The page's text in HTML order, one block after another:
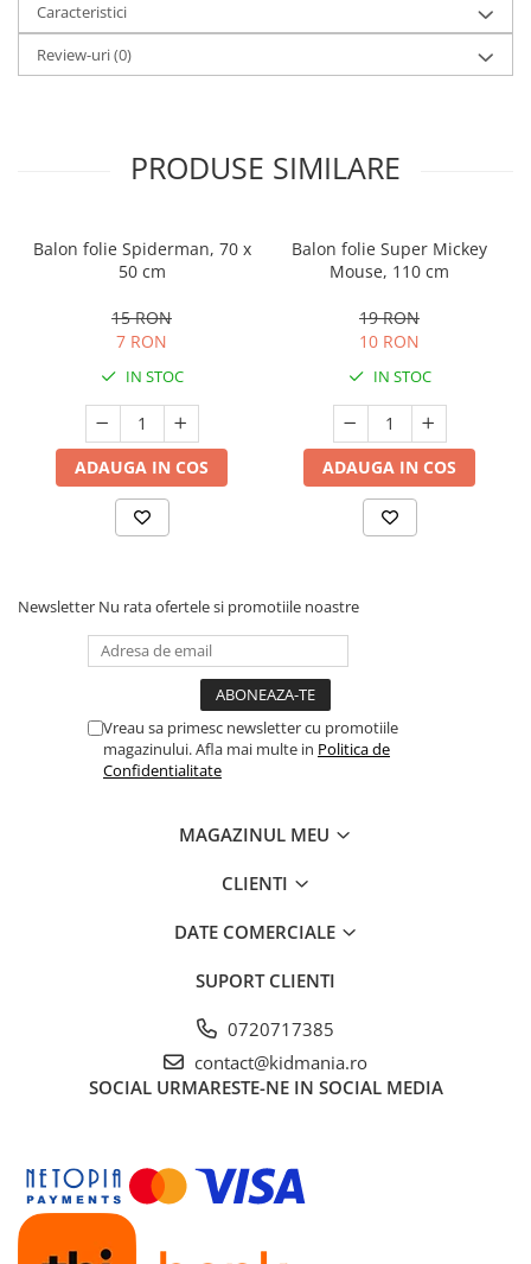
Caracteristici
Review-uri(0)
PRODUSE SIMILARE
Balon folie Spiderman, 70 x
50 cm
15 RON
7 RON
IN STOC
ADAUGA IN COS
Balon folie Super Mickey
Mouse, 110 cm
19 RON
10 RON
IN STOC
ADAUGA IN COS
Newsletter Nu rata ofertele si promotiile noastre
Vreau sa primesc newsletter cu promotiile
magazinului. Afla mai multe in Politica de
Confidentialitate
MAGAZINUL MEU
CLIENTI
DATE COMERCIALE
SUPORT CLIENTI
0720717385
contact@kidmania.ro
SOCIAL URMARESTE-NE IN SOCIAL MEDIA